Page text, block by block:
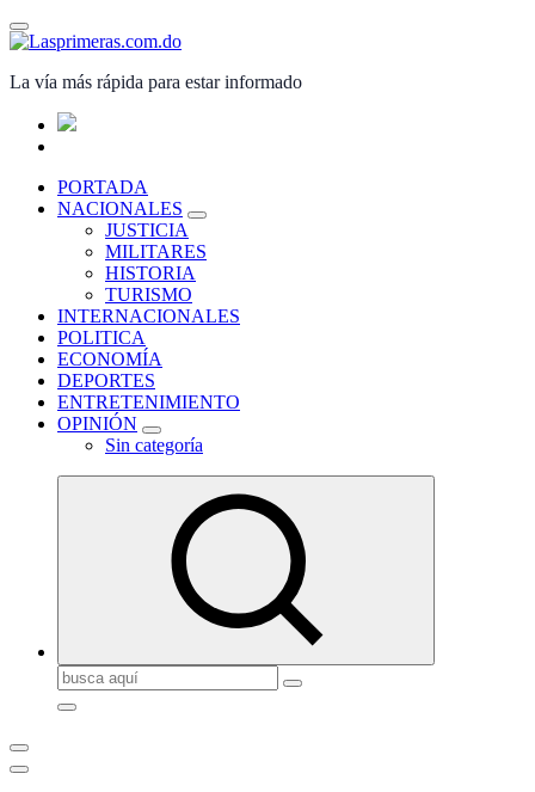
Saltar
al
La vía más rápida para estar informado
PORTADA
NACIONALES
JUSTICIA
MILITARES
HISTORIA
TURISMO
INTERNACIONALES
POLITICA
ECONOMÍA
DEPORTES
ENTRETENIMIENTO
OPINIÓN
Sin categoría
Buscar: